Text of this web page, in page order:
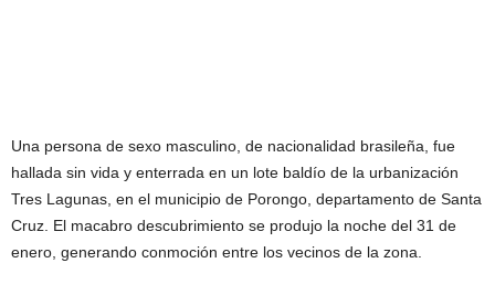
Una persona de sexo masculino, de nacionalidad brasileña, fue
hallada sin vida y enterrada en un lote baldío de la urbanización
Tres Lagunas, en el municipio de Porongo, departamento de Santa
Cruz. El macabro descubrimiento se produjo la noche del 31 de
enero, generando conmoción entre los vecinos de la zona.